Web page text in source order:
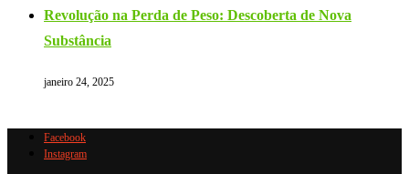
Revolução na Perda de Peso: Descoberta de Nova
Substância
janeiro 24, 2025
Facebook
Instagram